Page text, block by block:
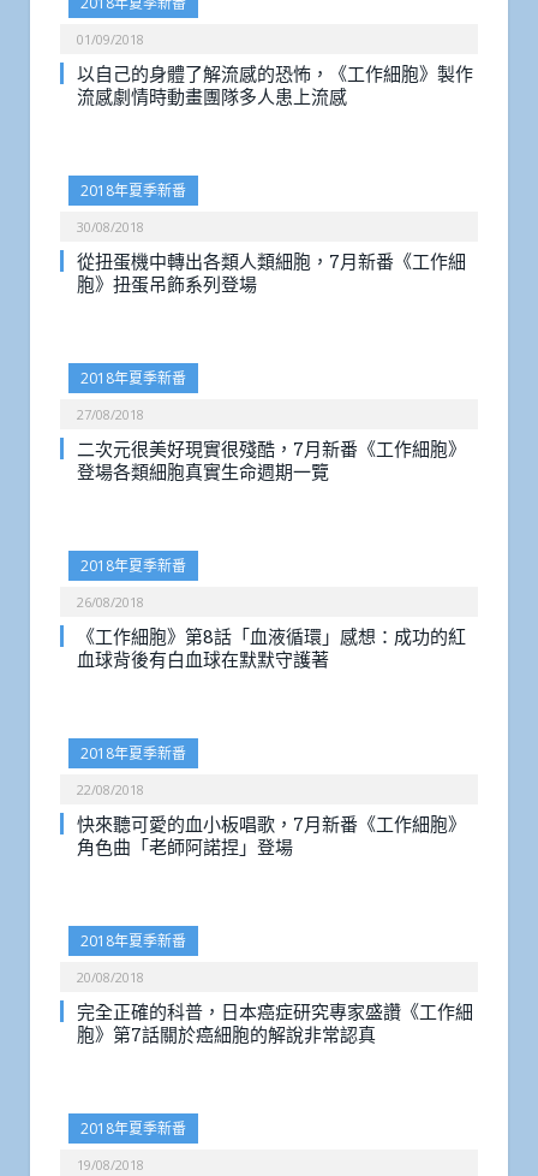
01/09/2018
以自己的身體了解流感的恐怖，《工作細胞》製作
流感劇情時動畫團隊多人患上流感
2018年夏季新番
30/08/2018
從扭蛋機中轉出各類人類細胞，7月新番《工作細
胞》扭蛋吊飾系列登場
2018年夏季新番
27/08/2018
二次元很美好現實很殘酷，7月新番《工作細胞》
登場各類細胞真實生命週期一覽
2018年夏季新番
26/08/2018
《工作細胞》第8話「血液循環」感想：成功的紅
血球背後有白血球在默默守護著
2018年夏季新番
22/08/2018
快來聽可愛的血小板唱歌，7月新番《工作細胞》
角色曲「老師阿諾捏」登場
2018年夏季新番
20/08/2018
完全正確的科普，日本癌症研究專家盛讚《工作細
胞》第7話關於癌細胞的解說非常認真
2018年夏季新番
19/08/2018